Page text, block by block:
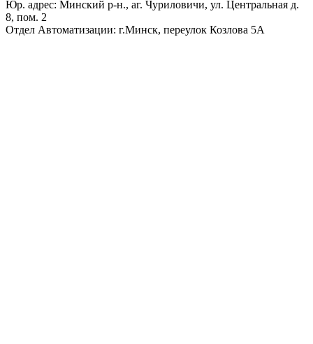
Юр. адрес: Минский р-н., аг. Чуриловичи, ул. Центральная д.
8, пом. 2
Отдел Автоматизации: г.Минск, переулок Козлова 5А